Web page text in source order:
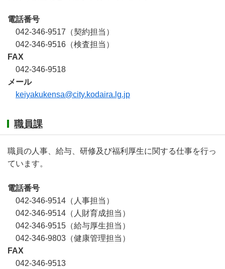
電話番号
042-346-9517（契約担当）
042-346-9516（検査担当）
FAX
042-346-9518
メール
keiyakukensa@city.kodaira.lg.jp
職員課
職員の人事、給与、研修及び福利厚生に関する仕事を行っ
ています。
電話番号
042-346-9514（人事担当）
042-346-9514（人財育成担当）
042-346-9515（給与厚生担当）
042-346-9803（健康管理担当）
FAX
042-346-9513